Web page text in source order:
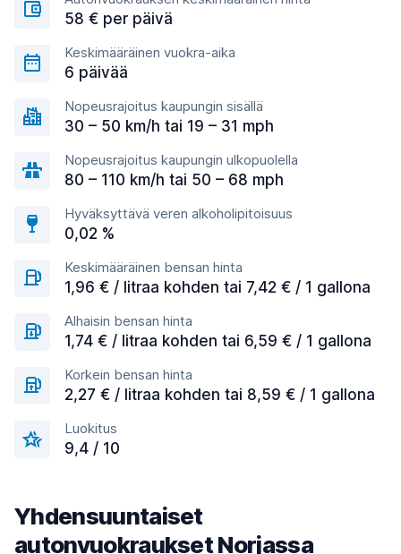
58 € per päivä
Keskimääräinen vuokra-aika
6 päivää
Nopeusrajoitus kaupungin sisällä
30 – 50 km/h tai 19 – 31 mph
Nopeusrajoitus kaupungin ulkopuolella
80 – 110 km/h tai 50 – 68 mph
Hyväksyttävä veren alkoholipitoisuus
0,02 %
Keskimääräinen bensan hinta
1,96 € / litraa kohden tai 7,42 € / 1 gallona
Alhaisin bensan hinta
1,74 € / litraa kohden tai 6,59 € / 1 gallona
Korkein bensan hinta
2,27 € / litraa kohden tai 8,59 € / 1 gallona
Luokitus
9,4 / 10
Yhdensuuntaiset
autonvuokraukset Norjassa